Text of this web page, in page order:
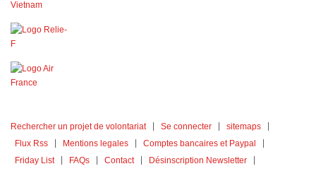
Rechercher un projet de volontariat Se connecter
sitemaps
Flux Rss
Mentions legales
Comptes bancaires et Paypal
Friday List
FAQs Contact
Désinscription Newsletter